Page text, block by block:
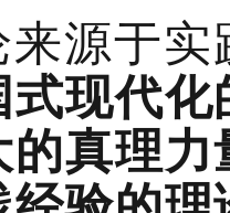
于实
式现代
的真理